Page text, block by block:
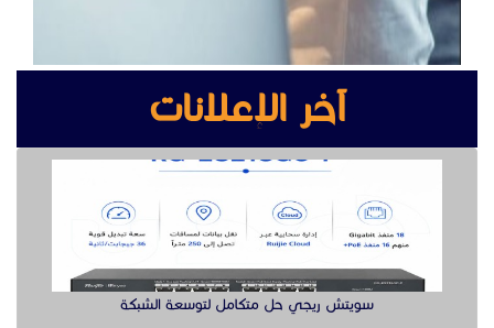
آخر الإعلانات
سويتش ريجي حل متكامل لتوسعة الشبكة